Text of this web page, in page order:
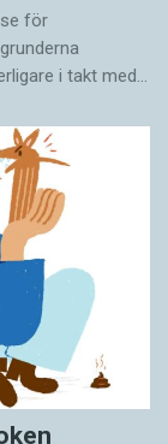
för
i takt med…